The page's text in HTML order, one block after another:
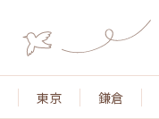
東京 鎌倉